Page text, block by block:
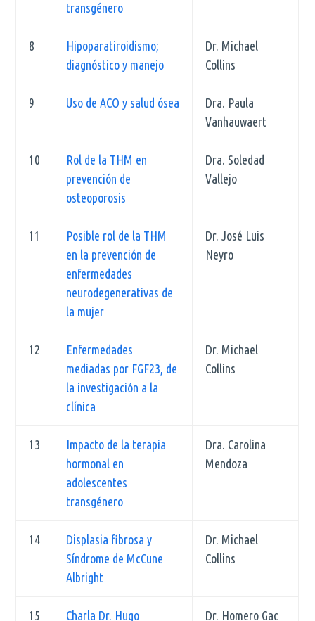
transgénero
8
Hipoparatiroidismo;
diagnóstico y manejo
Dr. Michael
Collins
9 Uso de ACO y salud ósea
Dra. Paula
Vanhauwaert
10
Rol de la THM en
prevención de
osteoporosis
Dra. Soledad
Vallejo
11
Posible rol de la THM
en la prevención de
enfermedades
neurodegenerativas de
la mujer
Dr. José Luis
Neyro
12
Enfermedades
mediadas por FGF23, de
la investigación a la
clínica
Dr. Michael
Collins
13
Impacto de la terapia
hormonal en
adolescentes
transgénero
Dra. Carolina
Mendoza
14
Displasia fibrosa y
Síndrome de McCune
Albright
Dr. Michael
Collins
15
Charla Dr. Hugo
Dr. Homero Gac